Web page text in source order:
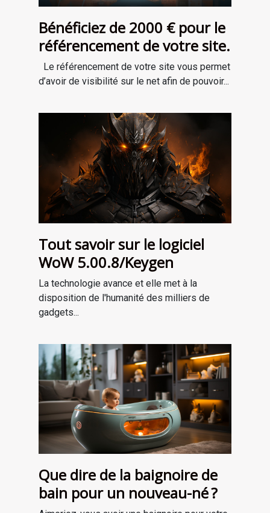
Bénéficiez de 2000 € pour le
référencement de votre site.
Le référencement de votre site vous permet
d’avoir de visibilité sur le net afin de pouvoir...
Tout savoir sur le logiciel
WoW 5.00.8/Keygen
La technologie avance et elle met à la
disposition de l'humanité des milliers de
gadgets...
Que dire de la baignoire de
bain pour un nouveau-né ?